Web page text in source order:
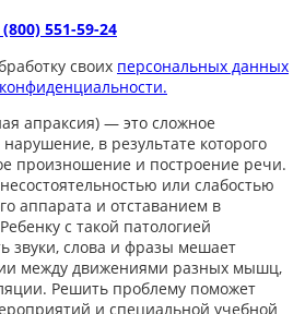
(800) 551-59-24
своих персональных данных
апраксия) — это сложное
в результате которого
произношение и построение речи.
или слабостью
аппарата и отставанием в
с такой патологией
звуки, слова и фразы мешает
между движениями разных мышц,
Решить проблему поможет
и специальной учебной